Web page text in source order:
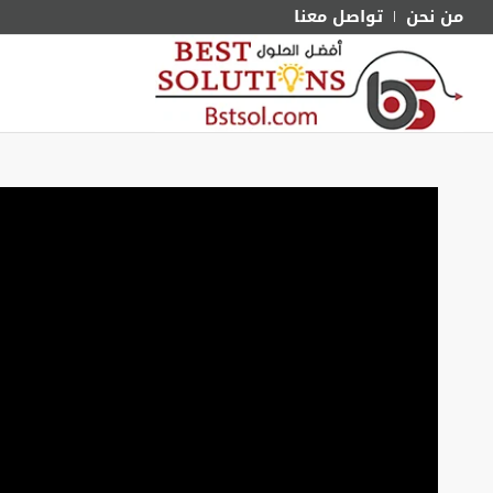
من نحن تواصل معنا